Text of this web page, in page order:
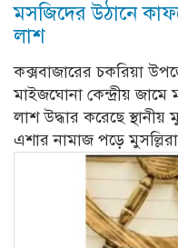
মসজিদের উঠানে
লাশ
কক্সবাজারের চকরিয়া
মাইজঘোনা কেন্দ্রীয়
লাশ উদ্ধার করেছে স্থানীয়
এশার নামাজ পড়ে